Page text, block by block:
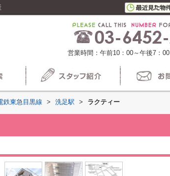
営業時間：午前10：00～午後7：00
鉄東急目黒線 > 洗足駅 > ラクティー